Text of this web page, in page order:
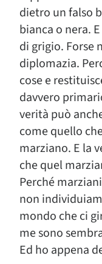
dietro un falso
bianca o nera.
di grigio. Forse
diplomazia.
cose e
davvero
verità può
come quello
marziano. E la
che quel
Perché
non
mondo che ci
me sono
Ed ho appena